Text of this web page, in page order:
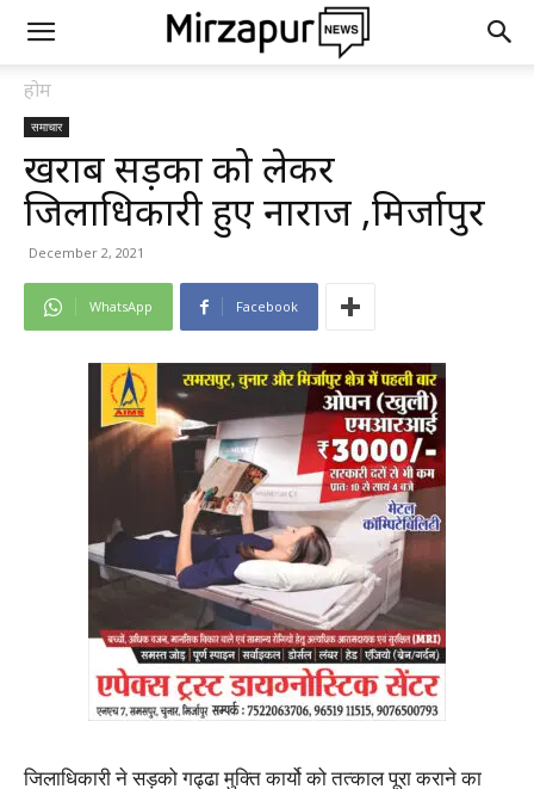
होम
समाचार
खराब सड़कों को लेकर
जिलाधिकारी हुए नाराज ,मिर्जापुर
December 2, 2021
WhatsApp Facebook
जिलाधिकारी ने सड़को गढ्ढा मुक्ति कार्यो को तत्काल पूरा कराने का